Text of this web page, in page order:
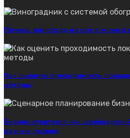
Почему виноград не рос в моем
Как оценить проходимость
методы
Бизнес-стратегия как
разные лезвия